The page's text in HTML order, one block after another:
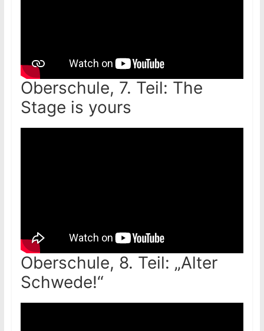
Oberschule, 7. Teil: The
Stage is yours
Oberschule, 8. Teil: „Alter
Schwede!“